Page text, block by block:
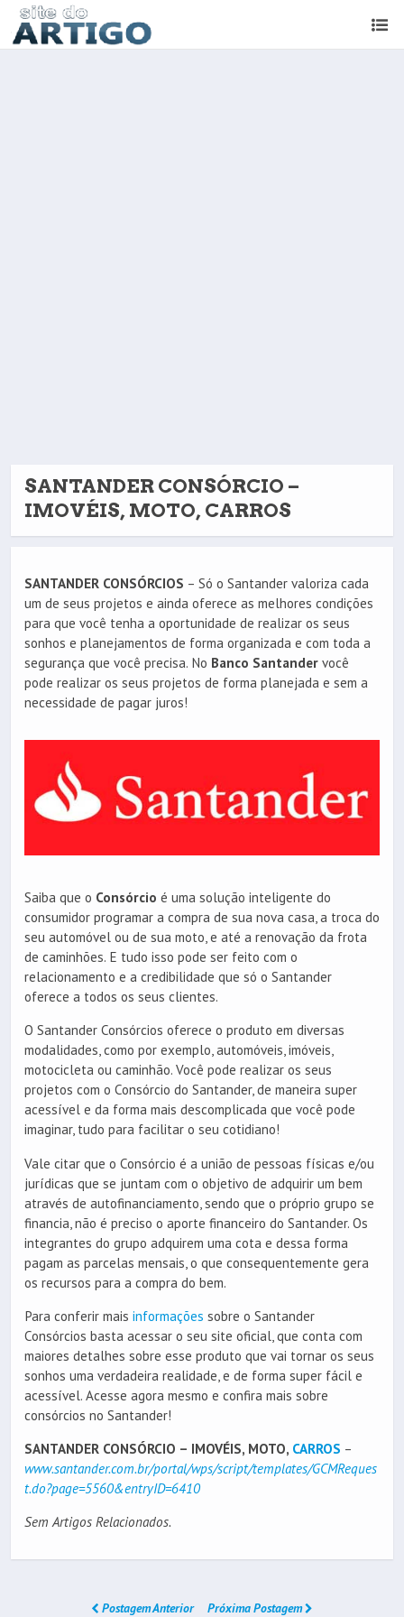
SANTANDER CONSÓRCIO –
IMOVÉIS, MOTO, CARROS
SANTANDER CONSÓRCIOS – Só o Santander valoriza cada
um de seus projetos e ainda oferece as melhores condições
para que você tenha a oportunidade de realizar os seus
sonhos e planejamentos de forma organizada e com toda a
segurança que você precisa. No Banco Santander você
pode realizar os seus projetos de forma planejada e sem a
necessidade de pagar juros!
Saiba que o Consórcio é uma solução inteligente do
consumidor programar a compra de sua nova casa, a troca do
seu automóvel ou de sua moto, e até a renovação da frota
de caminhões. E tudo isso pode ser feito com o
relacionamento e a credibilidade que só o Santander
oferece a todos os seus clientes.
O Santander Consórcios oferece o produto em diversas
modalidades, como por exemplo, automóveis, imóveis,
motocicleta ou caminhão. Você pode realizar os seus
projetos com o Consórcio do Santander, de maneira super
acessível e da forma mais descomplicada que você pode
imaginar, tudo para facilitar o seu cotidiano!
Vale citar que o Consórcio é a união de pessoas físicas e/ou
jurídicas que se juntam com o objetivo de adquirir um bem
através de autofinanciamento, sendo que o próprio grupo se
financia, não é preciso o aporte financeiro do Santander. Os
integrantes do grupo adquirem uma cota e dessa forma
pagam as parcelas mensais, o que consequentemente gera
os recursos para a compra do bem.
Para conferir mais informações sobre o Santander
Consórcios basta acessar o seu site oficial, que conta com
maiores detalhes sobre esse produto que vai tornar os seus
sonhos uma verdadeira realidade, e de forma super fácil e
acessível. Acesse agora mesmo e confira mais sobre
consórcios no Santander!
SANTANDER CONSÓRCIO – IMOVÉIS, MOTO, CARROS –
www.santander.com.br/portal/wps/script/templates/GCMReques
t.do?page=5560&entryID=6410
Sem Artigos Relacionados.
Postagem Anterior Próxima Postagem